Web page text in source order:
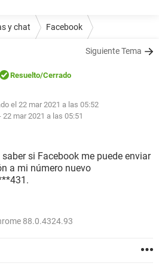
y chat Facebook
Siguiente Tema
Resuelto/Cerrado
el 22 mar 2021 a las 05:52
22 mar 2021 a las 05:51
si Facebook me puede enviar
a mi número nuevo
88.0.4324.93